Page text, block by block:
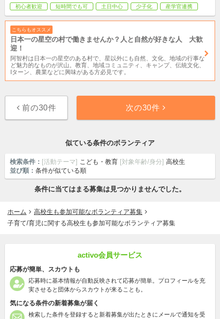
初心者歓迎 短時間でも可 土日中心 少子化 産学官連携
こちらもオススメ
日本一の星空の村で働きませんか？人と自然が好きな人 大歓
迎！
阿智村は日本一の星空のある村で、星以外にも自然、文化、地域の行事な
ど魅力的なものが沢山。教育、地域コミュニティ、キャンプ、伝統文化、
Iターン、農業などに興味がある方必見です。
前の30件 次の30件
似ている条件のボランティア
検索条件： [活動テーマ] こども・教育 [対象年齢/身分] 高校生
並び順： 条件が似ている順
条件に当てはまる募集は見つかりませんでした。
ホーム
高校生も参加可能なボランティア募集
子育て/育児に関する高校生も参加可能なボランティア募集
activo会員サービス
応募が簡単、スカウトも
応募時に基本情報が自動反映されて応募が簡単。プロフィールを充
実させると団体からスカウトが来ることも。
気になる条件の新着募集が届く
検索した条件を登録すると新着募集が出たときにメールで通知を受